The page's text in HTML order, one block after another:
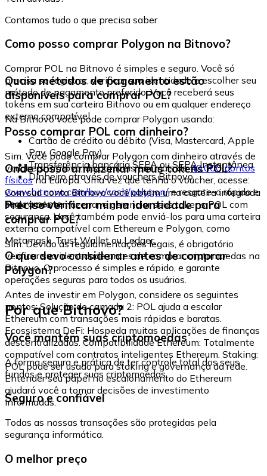
Contamos tudo o que precisa saber
Como posso comprar Polygon na Bitnovo?
Comprar POL na Bitnovo é simples e seguro. Você só
precisa se registrar, verificar sua identidade e escolher seu
método de pagamento preferido. Você receberá seus
tokens em sua carteira Bitnovo ou em qualquer endereço
externo compatível.
Quais métodos de pagamento estão
disponíveis para comprar POL?
Na Bitnovo você pode comprar Polygon usando:
Cartão de crédito ou débito (Visa, Mastercard, Apple
Pay, Google Pay)
Transferência bancária SEPA ou SEPA Instantânea
Dinheiro através de vouchers Bitnovo
Posso comprar POL com dinheiro?
Sim. Você pode comprar Polygon com dinheiro através de
vouchers Bitnovo, disponíveis em mais de40.000 pontos
físicosna Europa. Uma vez que tenha o voucher, acesse:
www.bitnovo.com/buy/cash/polygon/e resgate-o rápida e
seguramente.
Onde posso armazenar meus tokens POL?
Com sua conta Bitnovo você obtém uma carteira integrada
onde pode armazenar e gerenciar seus tokens POL com
segurança. Você também pode enviá-los para uma carteira
externa compatível com Ethereum e Polygon, como
Metamask, Trust Wallet ou Ledger.
Preciso verificar minha identidade para
comprar POL?
Sim. Devido às regulamentações legais, é obrigatório
verificar sua identidade antes de comprar criptomoedas na
Bitnovo. O processo é simples e rápido, e garante
operações seguras para todos os usuários.
O que devo considerar antes de comprar
Polygon?
Antes de investir em Polygon, considere os seguintes
pontos: Solução de camada 2: POL ajuda a escalar
Ethereum com transações mais rápidas e baratas.
Ecossistema DeFi: Hospeda muitas aplicações de finanças
descentralizadas. Compatibilidade Ethereum: Totalmente
compatível com contratos inteligentes Ethereum. Staking:
POL pode ser usado para staking e governança da rede.
Entender seu papel no escalonamento do Ethereum
ajudará você a tomar decisões de investimento
informadas.
Por que Bitnovo?
Você mantém suas criptomoedas
A forma segura e prática de ter controle total dos seus
fundos e proteger suas criptomoedas.
Seguro e confiável
Todas as nossas transações são protegidas pela
segurança informática.
O melhor preço